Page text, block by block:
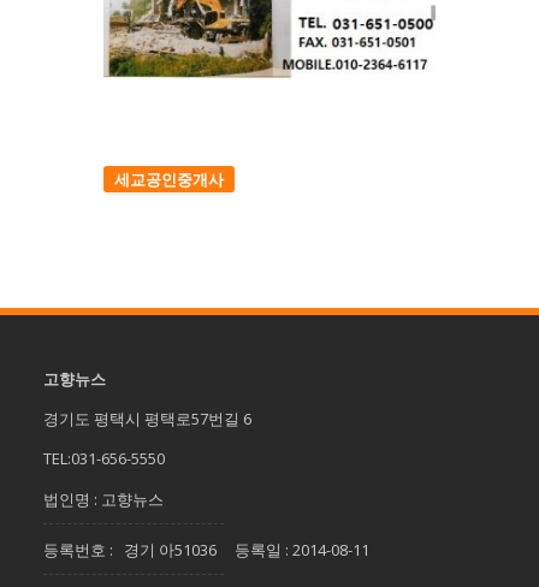
세교공인중개사
고향뉴스
경기도 평택시 평택로57번길 6
TEL:031-656-5550
법인명 : 고향뉴스
등록번호 : 경기 아51036 등록일 : 2014-08-11